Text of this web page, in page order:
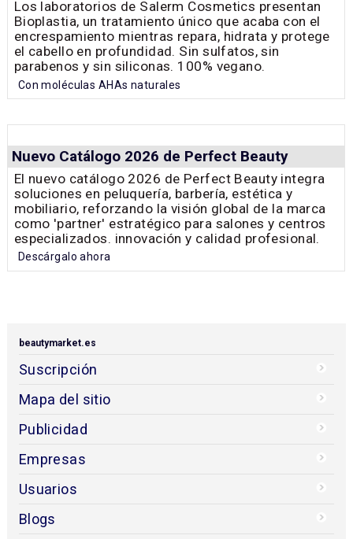
Los laboratorios de Salerm Cosmetics presentan
Bioplastia, un tratamiento único que acaba con el
encrespamiento mientras repara, hidrata y protege
el cabello en profundidad. Sin sulfatos, sin
parabenos y sin siliconas. 100% vegano.
Con moléculas AHAs naturales
Nuevo Catálogo 2026 de Perfect Beauty
El nuevo catálogo 2026 de Perfect Beauty integra
soluciones en peluquería, barbería, estética y
mobiliario, reforzando la visión global de la marca
como 'partner' estratégico para salones y centros
especializados. innovación y calidad profesional.
Descárgalo ahora
beautymarket.es
Suscripción
Mapa del sitio
Publicidad
Empresas
Usuarios
Blogs